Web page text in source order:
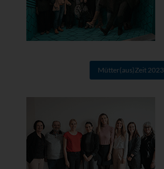
Mütter(aus)Zeit 2023